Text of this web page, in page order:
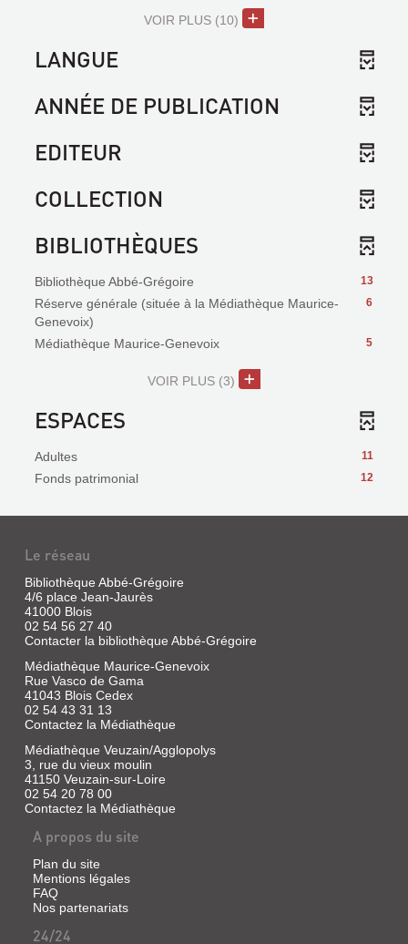
VOIR PLUS (10)
LANGUE
ANNÉE DE PUBLICATION
EDITEUR
COLLECTION
BIBLIOTHÈQUES
13
Bibliothèque Abbé-Grégoire
6
Réserve générale (située à la Médiathèque Maurice-
Genevoix)
5
Médiathèque Maurice-Genevoix
VOIR PLUS (3)
ESPACES
11
Adultes
12
Fonds patrimonial
Le réseau
Bibliothèque Abbé-Grégoire
4/6 place Jean-Jaurès
41000 Blois
02 54 56 27 40
Contacter la bibliothèque Abbé-Grégoire
Médiathèque Maurice-Genevoix
Rue Vasco de Gama
41043 Blois Cedex
02 54 43 31 13
Contactez la Médiathèque
Médiathèque Veuzain/Agglopolys
3, rue du vieux moulin
41150 Veuzain-sur-Loire
02 54 20 78 00
Contactez la Médiathèque
A propos du site
Plan du site
Mentions légales
FAQ
Nos partenariats
24/24